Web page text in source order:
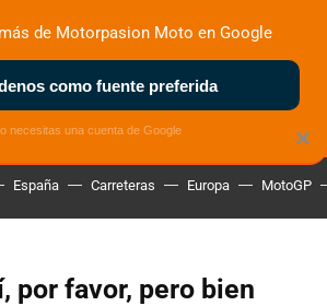
DEPORTIVAS MOTOS ELÉCTRICAS
España Carreteras Europa MotoGP
por favor, pero bien
×
de Motorpasion Moto en Google
como fuente preferida
necesitas una cuenta de Google